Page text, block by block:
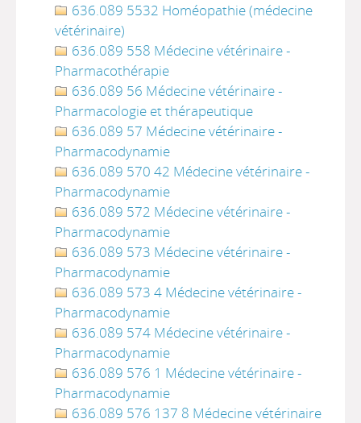
636.089 5532 Homéopathie (médecine
vétérinaire)
636.089 558 Médecine vétérinaire -
Pharmacothérapie
636.089 56 Médecine vétérinaire -
Pharmacologie et thérapeutique
636.089 57 Médecine vétérinaire -
Pharmacodynamie
636.089 570 42 Médecine vétérinaire -
Pharmacodynamie
636.089 572 Médecine vétérinaire -
Pharmacodynamie
636.089 573 Médecine vétérinaire -
Pharmacodynamie
636.089 573 4 Médecine vétérinaire -
Pharmacodynamie
636.089 574 Médecine vétérinaire -
Pharmacodynamie
636.089 576 1 Médecine vétérinaire -
Pharmacodynamie
636.089 576 137 8 Médecine vétérinaire